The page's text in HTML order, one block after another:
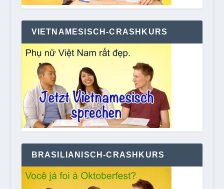
VIETNAMESISCH-CRASHKURS
BRASILIANISCH-CRASHKURS